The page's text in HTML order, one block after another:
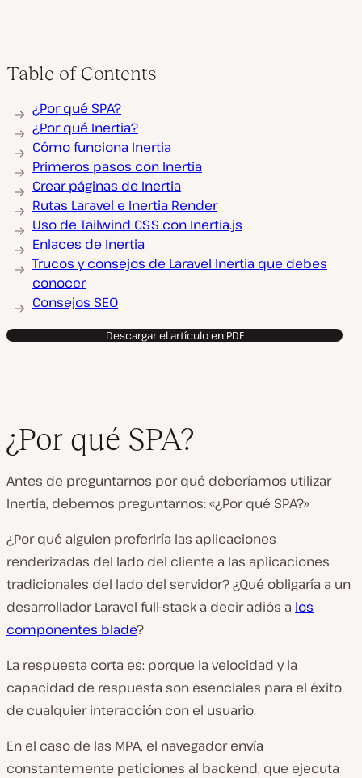
Table of Contents
¿Por qué SPA?
¿Por qué Inertia?
Cómo funciona Inertia
Primeros pasos con Inertia
Crear páginas de Inertia
Rutas Laravel e Inertia Render
Uso de Tailwind CSS con Inertia.js
Enlaces de Inertia
Trucos y consejos de Laravel Inertia que debes
conocer
Consejos SEO
Descargar el artículo en PDF
¿Por qué SPA?
Antes de preguntarnos por qué deberíamos utilizar
Inertia, debemos preguntarnos: «¿Por qué SPA?»
¿Por qué alguien preferiría las aplicaciones
renderizadas del lado del cliente a las aplicaciones
tradicionales del lado del servidor? ¿Qué obligaría a un
desarrollador Laravel full-stack a decir adiós a los
componentes blade?
La respuesta corta es: porque la velocidad y la
capacidad de respuesta son esenciales para el éxito
de cualquier interacción con el usuario.
En el caso de las MPA, el navegador envía
constantemente peticiones al backend, que ejecuta